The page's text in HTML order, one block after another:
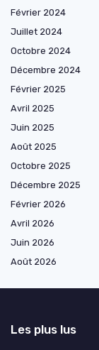
Février 2024
Juillet 2024
Octobre 2024
Décembre 2024
Février 2025
Avril 2025
Juin 2025
Août 2025
Octobre 2025
Décembre 2025
Février 2026
Avril 2026
Juin 2026
Août 2026
Les plus lus